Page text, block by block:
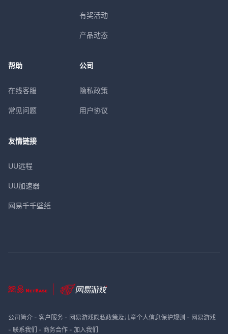
有奖活动
产品动态
帮助
在线客服
常见问题
公司
隐私政策
用户协议
友情链接
UU远程
UU加速器
网易千千壁纸
公司简介- 客户服务- 网易游戏隐私政策及儿童个人信息保护规则 - 网易游戏
- 联系我们 - 商务合作- 加入我们